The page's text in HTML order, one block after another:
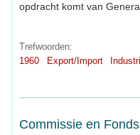
opdracht komt van
Trefwoorden:
1960
Export/Import
Commissie en